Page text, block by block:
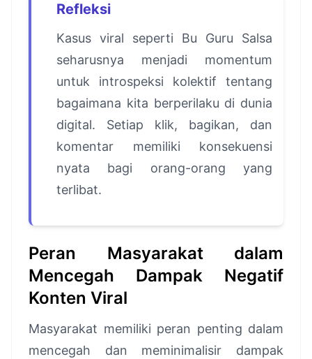
Refleksi
Kasus viral seperti Bu Guru Salsa
seharusnya menjadi momentum
untuk introspeksi kolektif tentang
bagaimana kita berperilaku di dunia
digital. Setiap klik, bagikan, dan
komentar memiliki konsekuensi
nyata bagi orang-orang yang
terlibat.
Peran Masyarakat dalam
Mencegah Dampak Negatif
Konten Viral
Masyarakat memiliki peran penting dalam
mencegah dan meminimalisir dampak